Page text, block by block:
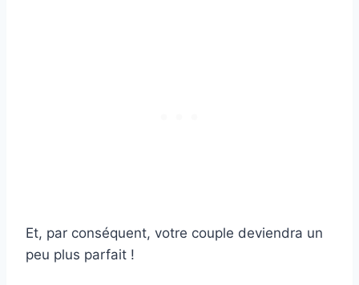
Et, par conséquent, votre couple deviendra un
peu plus parfait !